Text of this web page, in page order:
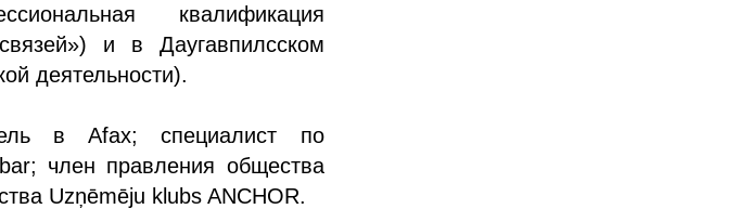
квалификация
и в Даугавпилсском
деятельности).
в Afax; специалист по
член правления общества
Uzņēmēju klubs ANCHOR.